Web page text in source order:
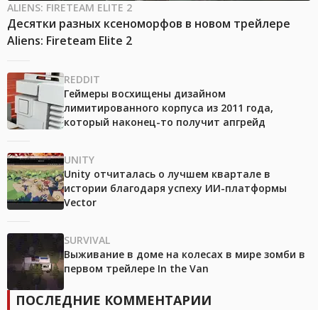
ALIENS: FIRETEAM ELITE 2
Десятки разных ксеноморфов в новом трейлере
Aliens: Fireteam Elite 2
REDDIT
Геймеры восхищены дизайном
лимитированного корпуса из 2011 года,
который наконец-то получит апгрейд
UNITY
Unity отчиталась о лучшем квартале в
истории благодаря успеху ИИ-платформы
Vector
SURVIVAL
Выживание в доме на колесах в мире зомби в
первом трейлере In the Van
ПОСЛЕДНИЕ КОММЕНТАРИИ